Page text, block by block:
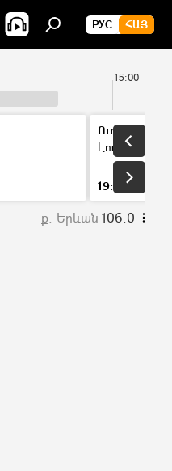
РУС ՀԱՅ
15:00
Ուղիղ եթեր
Լուրեր
19:00
ք. Երևան 106.0